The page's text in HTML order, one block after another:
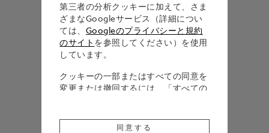
第三者の分析クッキーに加えて、さま
ざまなGoogleサービス（詳細につい
ては、 Googleのプライバシーと規約
のサイト を参照してください）を使用
しています。
クッキーの一部またはすべての同意を
変更または撤回するには、「すべての
をご覧ください。
同意する